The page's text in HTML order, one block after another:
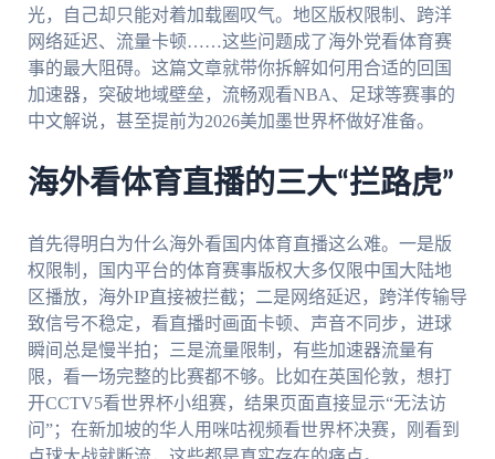
光，自己却只能对着加载圈叹气。地区版权限制、跨洋
网络延迟、流量卡顿……这些问题成了海外党看体育赛
事的最大阻碍。这篇文章就带你拆解如何用合适的回国
加速器，突破地域壁垒，流畅观看NBA、足球等赛事的
中文解说，甚至提前为2026美加墨世界杯做好准备。
海外看体育直播的三大“拦路虎”
首先得明白为什么海外看国内体育直播这么难。一是版
权限制，国内平台的体育赛事版权大多仅限中国大陆地
区播放，海外IP直接被拦截；二是网络延迟，跨洋传输导
致信号不稳定，看直播时画面卡顿、声音不同步，进球
瞬间总是慢半拍；三是流量限制，有些加速器流量有
限，看一场完整的比赛都不够。比如在英国伦敦，想打
开CCTV5看世界杯小组赛，结果页面直接显示“无法访
问”；在新加坡的华人用咪咕视频看世界杯决赛，刚看到